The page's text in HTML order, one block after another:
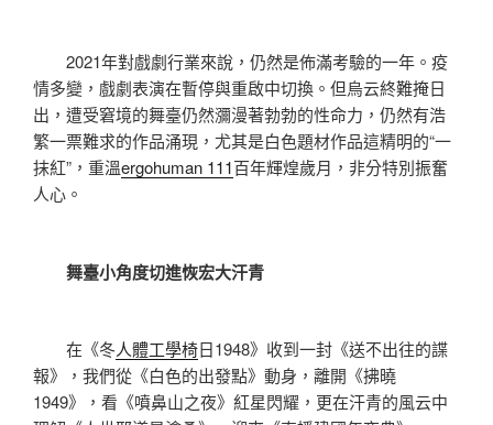
2021年對戲劇行業來說，仍然是佈滿考驗的一年。疫
情多變，戲劇表演在暫停與重啟中切換。但烏云終難掩日
出，遭受窘境的舞臺仍然瀰漫著勃勃的性命力，仍然有浩
繁一票難求的作品涌現，尤其是白色題材作品這精明的“一
抹紅”，重溫ergohuman 111百年輝煌歲月，非分特別振奮
人心。
舞臺小角度切進恢宏大汗青
在《冬人體工學椅日1948》收到一封《送不出往的諜
報》，我們從《白色的出發點》動身，離開《拂曉
1949》，看《噴鼻山之夜》紅星閃耀，更在汗青的風云中